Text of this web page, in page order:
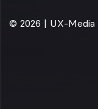
© 2026 | UX-Media